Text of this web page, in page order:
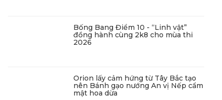
Bống Bang Điểm 10 - “Linh vật”
đồng hành cùng 2k8 cho mùa thi
2026
Orion lấy cảm hứng từ Tây Bắc tạo
nên Bánh gạo nướng An vị Nếp cẩm
mật hoa dừa